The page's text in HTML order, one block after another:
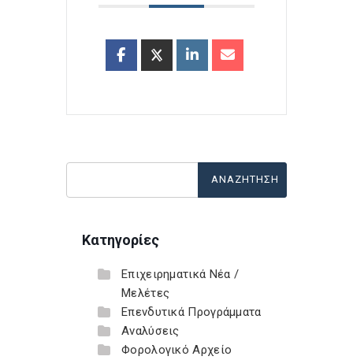
Κατηγορίες
Επιχειρηματικά Νέα /
Μελέτες
Επενδυτικά Προγράμματα
Αναλύσεις
Φορολογικό Αρχείο